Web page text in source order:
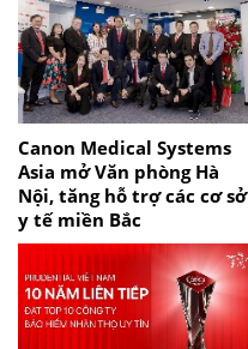
Canon Medical Systems
Asia mở Văn phòng Hà
Nội, tăng hỗ trợ các cơ sở
y tế miền Bắc